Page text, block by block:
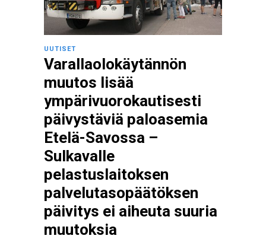
UUTISET
Varallaolokäytännön
muutos lisää
ympärivuorokautisesti
päivystäviä paloasemia
Etelä-Savossa –
Sulkavalle
pelastuslaitoksen
palvelutasopäätöksen
päivitys ei aiheuta suuria
muutoksia